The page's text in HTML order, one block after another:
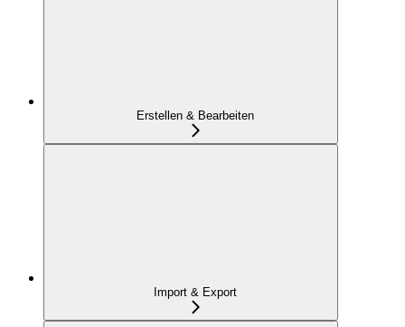
Erstellen & Bearbeiten
Import & Export